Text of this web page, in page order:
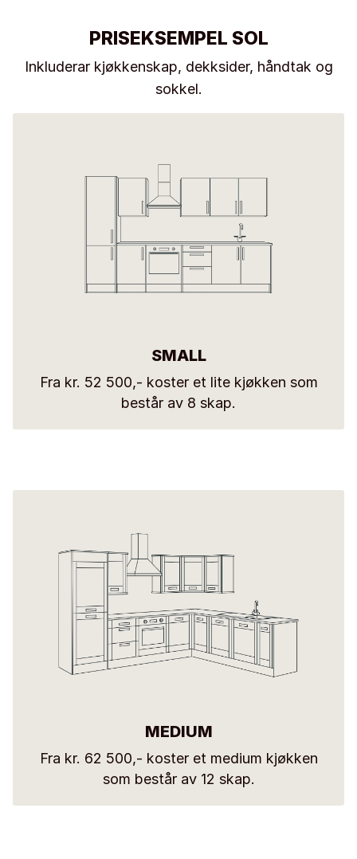
PRISEKSEMPEL SOL
Inkluderar kjøkkenskap, dekksider, håndtak og
sokkel.
SMALL
Fra kr. 52 500,- koster et lite kjøkken som
består av 8 skap.
MEDIUM
Fra kr. 62 500,- koster et medium kjøkken
som består av 12 skap.